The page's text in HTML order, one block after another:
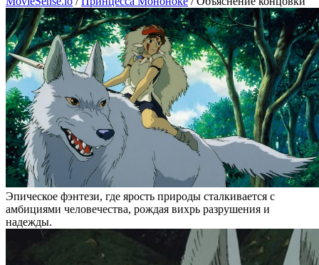
Эпическое фэнтези, где ярость природы сталкивается с
амбициями человечества, рождая вихрь разрушения и
надежды.